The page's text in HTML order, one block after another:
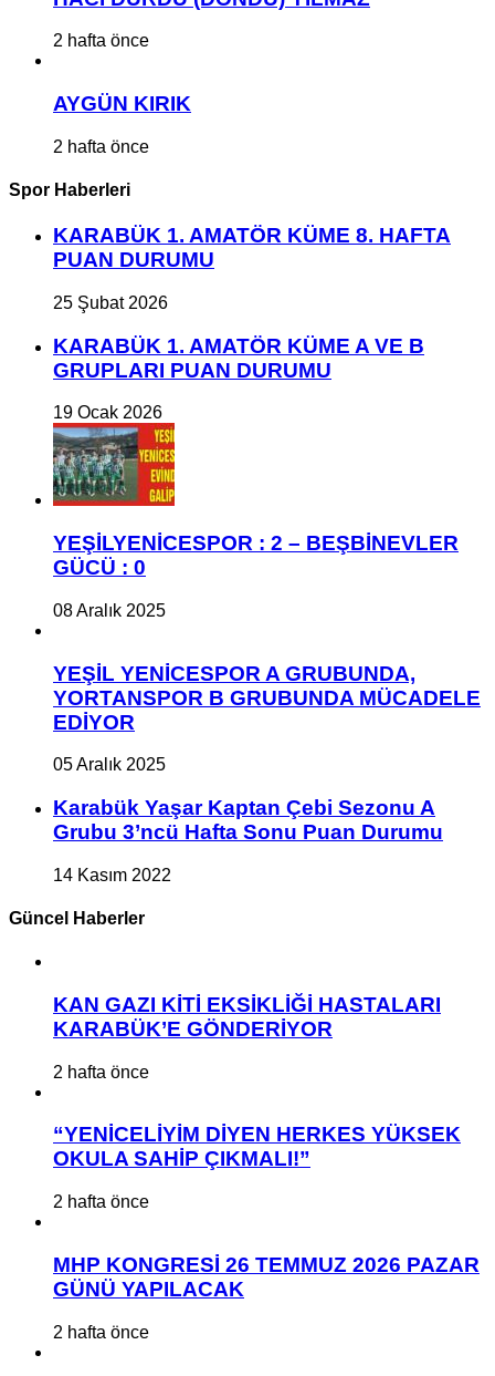
2 hafta önce
AYGÜN KIRIK
2 hafta önce
Spor Haberleri
KARABÜK 1. AMATÖR KÜME 8. HAFTA
PUAN DURUMU
25 Şubat 2026
KARABÜK 1. AMATÖR KÜME A VE B
GRUPLARI PUAN DURUMU
19 Ocak 2026
YEŞİLYENİCESPOR : 2 – BEŞBİNEVLER
GÜCÜ : 0
08 Aralık 2025
YEŞİL YENİCESPOR A GRUBUNDA,
YORTANSPOR B GRUBUNDA MÜCADELE
EDİYOR
05 Aralık 2025
Karabük Yaşar Kaptan Çebi Sezonu A
Grubu 3’ncü Hafta Sonu Puan Durumu
14 Kasım 2022
Güncel Haberler
KAN GAZI KİTİ EKSİKLİĞİ HASTALARI
KARABÜK’E GÖNDERİYOR
2 hafta önce
“YENİCELİYİM DİYEN HERKES YÜKSEK
OKULA SAHİP ÇIKMALI!”
2 hafta önce
MHP KONGRESİ 26 TEMMUZ 2026 PAZAR
GÜNÜ YAPILACAK
2 hafta önce